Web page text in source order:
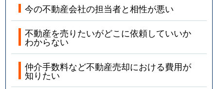
今の不動産会社の担当者と相性が悪い
不動産を売りたいがどこに依頼していいか
わからない
仲介手数料など不動産売却における費用が
知りたい